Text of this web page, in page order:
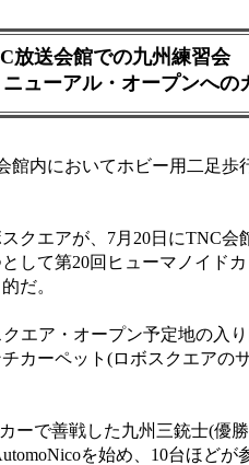
放送会館での九州練習会
ューアル・オープンへの
内においてホビー用二足歩
クエアが、7月20日にTNC会
して第20回ヒューマノイド
だ。
エア・オープン予定地の入
カーペット(ロボスクエアの
ーで善戦した九州三銃士(優
を始め、10台ほど